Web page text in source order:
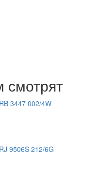
смотрят
3447 002/4W
9506S 212/6G